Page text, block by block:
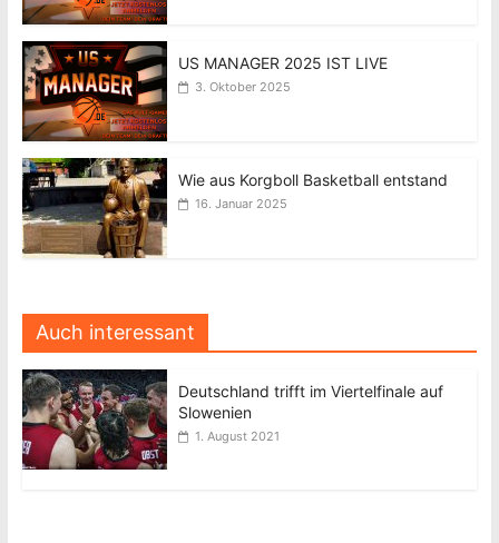
US MANAGER 2025 IST LIVE
3. Oktober 2025
Wie aus Korgboll Basketball entstand
16. Januar 2025
Auch interessant
Deutschland trifft im Viertelfinale auf
Slowenien
1. August 2021